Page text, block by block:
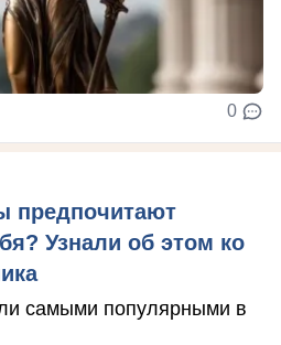
0
предпочитают
Узнали об этом ко
самыми популярными в